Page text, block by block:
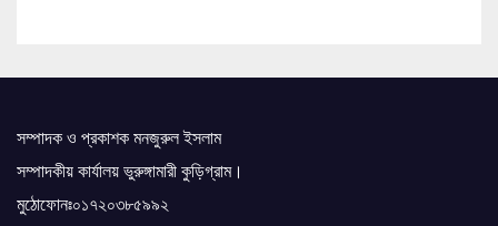
সম্পাদক ও প্রকাশক মনজুরুল ইসলাম
সম্পাদকীয় কার্যালয় ভুরুঙ্গামারী কুড়িগ্রাম।
মুঠোফোনঃ০১৭২০৩৮৫৯৯২